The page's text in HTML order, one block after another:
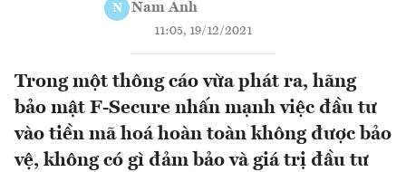
N Nam Anh
11:05, 19/12/2021
Trong một thông cáo vừa phát ra, hãng
bảo mật F-Secure nhấn mạnh việc đầu tư
vào tiền mã hoá hoàn toàn không được bảo
vệ, không có gì đảm bảo và giá trị đầu tư